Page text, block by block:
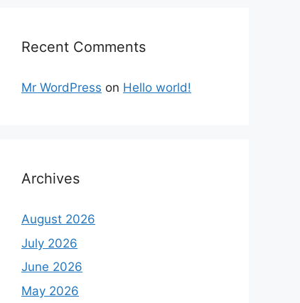
Recent Comments
Mr WordPress on Hello world!
Archives
August 2026
July 2026
June 2026
May 2026